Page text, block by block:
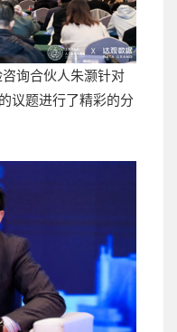
询合伙人朱灏针对
议题进行了精彩的分